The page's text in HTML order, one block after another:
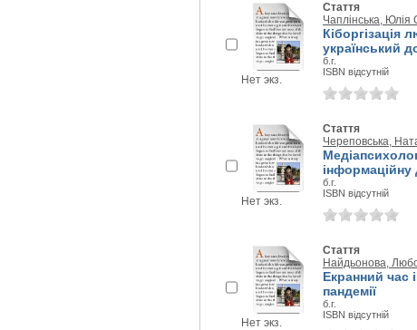
Нет экз.
Стаття
Чаплінська, Юлія
Кіборгізація
український
б.г.
ISBN відсутній
Нет экз.
Стаття
Череповська,
інформаційну
б.г.
ISBN відсутній
Нет экз.
Стаття
Найдьонова,
Екранний час
пандемії
б.г.
ISBN відсутній